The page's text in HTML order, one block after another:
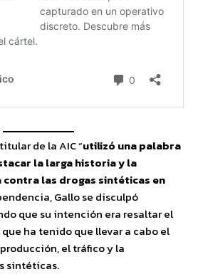
de la AIC “utilizó una palabra
la larga historia y la
contra las drogas sintéticas en
Gallo se disculpó
que su intención era resaltar el
ha tenido que llevar a cabo el
el tráfico y la
sintéticas.